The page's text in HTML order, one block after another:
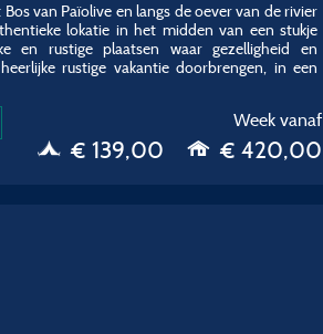
van Païolive en langs de oever van de rivier
lokatie in het midden van een stukje
en rustige plaatsen waar gezelligheid en
rustige vakantie doorbrengen, in een
Week vanaf
€ 139,00 € 420,00